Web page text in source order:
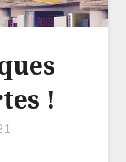
!